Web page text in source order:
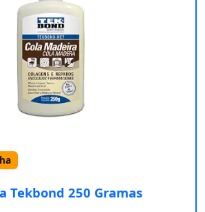
Tekbond 250 Gramas